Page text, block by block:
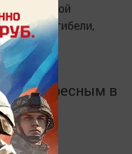
гибели,
и интересным в